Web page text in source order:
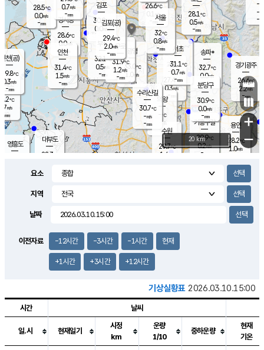
의도
℃
m/s
mm
영흥도
과천
27.4℃
0.3m/s
- mm
용인
28.2℃
1.0m/s
경기광주
26.6℃
2.2m/s
-mm
0.2m/s
대부도
28.3
경서동
28.6℃
0.0m/s
-mm
28.5℃
0.0m/s
-mm
-
-m/
-
의왕
- ℃
m/s
mm
김포
30.0℃
0.0 m/s
mm
광명
33.0
℃
1.0 m/s
-mm
부천
32.1℃
0.5m/s
-mm
0.7m/s
-mm
구로
31.9℃
1.2m/s
-mm
26.6℃
0.1 m/s
- mm
28.1℃
0.5m/s
-mm
송파*
32.7℃
0.0m/s
-mm
서초
31.1℃
0.7m/s
-mm
기흥구갈
29.9℃
0.2m/s
-
수리산길
30.7℃
-m/s
-mm
분당구
30.9℃
0.0m/s
-mm
인천(공)
29.8℃
0.3m/s
-mm
김포(공)
29.4℃
2.0m/s
-mm
수원
29.7℃
1.4 m/s
인천
31.4℃
1.5m/s
-mm
서울
32℃
0.8m/s
-mm
+
−
20 km
요소
지역
날짜
이전자료 -12시간 -3시간 -1시간 현재
+1시간 +3시간 +12시간
기상실황표 2026.03.10.15:00
시간 날씨
일.시 현재일기
시정
km
운량
1/10
중하운량
현재
기온